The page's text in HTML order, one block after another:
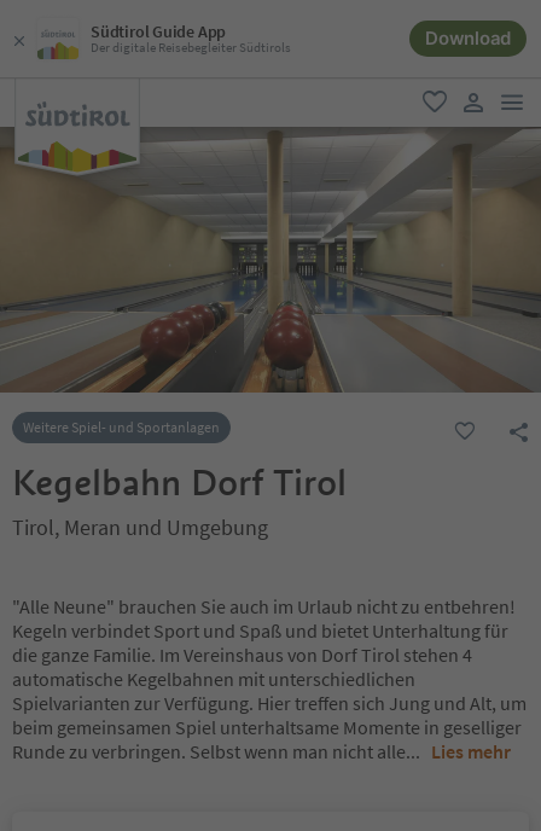
Südtirol Guide App
Der digitale Reisebegleiter Südtirols Download
favorit
user link
Weitere Spiel- und Sportanlagen
Kegelbahn Dorf Tirol
Tirol, Meran und Umgebung
"Alle Neune" brauchen Sie auch im Urlaub nicht zu entbehren!
Kegeln verbindet Sport und Spaß und bietet Unterhaltung für
die ganze Familie. Im Vereinshaus von Dorf Tirol stehen 4
automatische Kegelbahnen mit unterschiedlichen
Spielvarianten zur Verfügung. Hier treffen sich Jung und Alt, um
beim gemeinsamen Spiel unterhaltsame Momente in geselliger
Runde zu verbringen. Selbst wenn man nicht alle... Lies mehr